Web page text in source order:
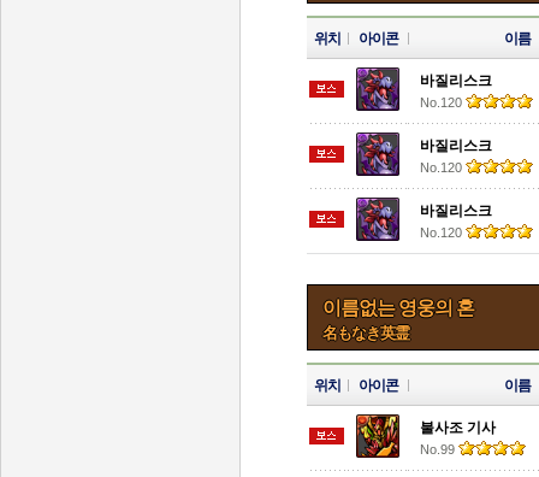
위치 아이콘 이름
바질리스크
No.120
바질리스크
No.120
바질리스크
No.120
이름없는 영웅의 혼
名もなき英霊
위치 아이콘 이름
불사조 기사
No.99